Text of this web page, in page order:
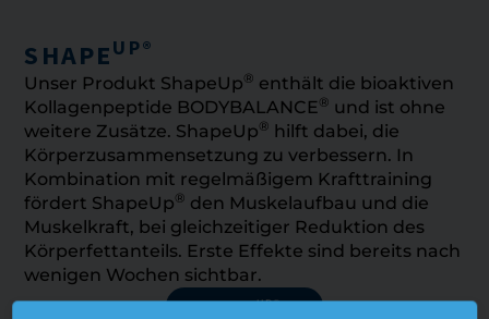
SHAPEUP®
Unser Produkt ShapeUp® enthält die bioaktiven
Kollagenpeptide BODYBALANCE® und ist ohne
weitere Zusätze. ShapeUp® hilft dabei, die
Körperzusammensetzung zu verbessern. In
Kombination mit regelmäßigem Krafttraining
fördert ShapeUp® den Muskelaufbau und die
Muskelkraft, bei gleichzeitiger Reduktion des
Körperfettanteils.​ Erste Effekte sind bereits nach
wenigen Wochen sichtbar.
SHAPEUP®